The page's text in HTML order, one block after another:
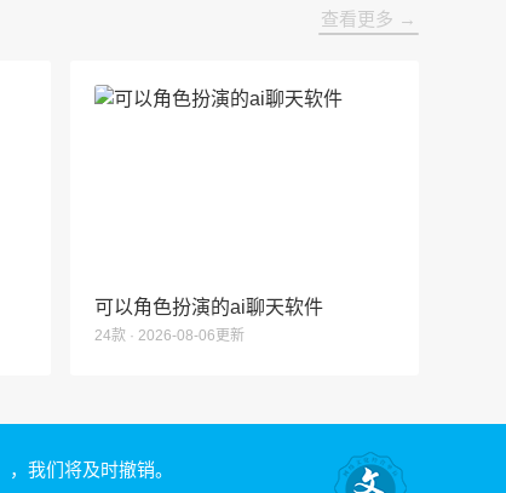
查看更多 →
可以角色扮演的ai聊天软件
24款 · 2026-08-06更新
，我们将及时撤销。